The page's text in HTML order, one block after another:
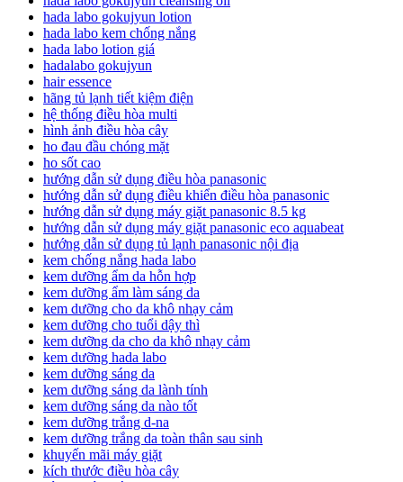
hada labo gokujyun lotion
hada labo kem chống nắng
hada labo lotion giá
hadalabo gokujyun
hair essence
hãng tủ lạnh tiết kiệm điện
hệ thống điều hòa multi
hình ảnh điều hòa cây
ho đau đầu chóng mặt
ho sốt cao
hướng dẫn sử dụng điều hòa panasonic
hướng dẫn sử dụng điều khiển điều hòa panasonic
hướng dẫn sử dụng máy giặt panasonic 8.5 kg
hướng dẫn sử dụng máy giặt panasonic eco aquabeat
hướng dẫn sử dụng tủ lạnh panasonic nội địa
kem chống nắng hada labo
kem dưỡng ẩm da hỗn hợp
kem dưỡng ẩm làm sáng da
kem dưỡng cho da khô nhạy cảm
kem dưỡng cho tuổi dậy thì
kem dưỡng da cho da khô nhạy cảm
kem dưỡng hada labo
kem dưỡng sáng da
kem dưỡng sáng da lành tính
kem dưỡng sáng da nào tốt
kem dưỡng trắng d-na
kem dưỡng trắng da toàn thân sau sinh
khuyến mãi máy giặt
kích thước điều hòa cây